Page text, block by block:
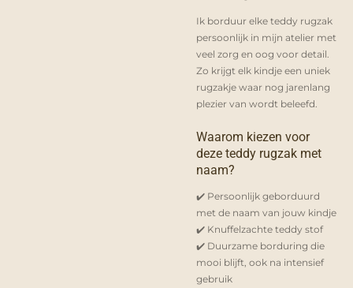
Ik borduur elke teddy rugzak
persoonlijk in mijn atelier met
veel zorg en oog voor detail.
Zo krijgt elk kindje een uniek
rugzakje waar nog jarenlang
plezier van wordt beleefd.
Waarom kiezen voor
deze teddy rugzak met
naam?
✔️ Persoonlijk geborduurd
met de naam van jouw kindje
✔️ Knuffelzachte teddy stof
✔️ Duurzame borduring die
mooi blijft, ook na intensief
gebruik